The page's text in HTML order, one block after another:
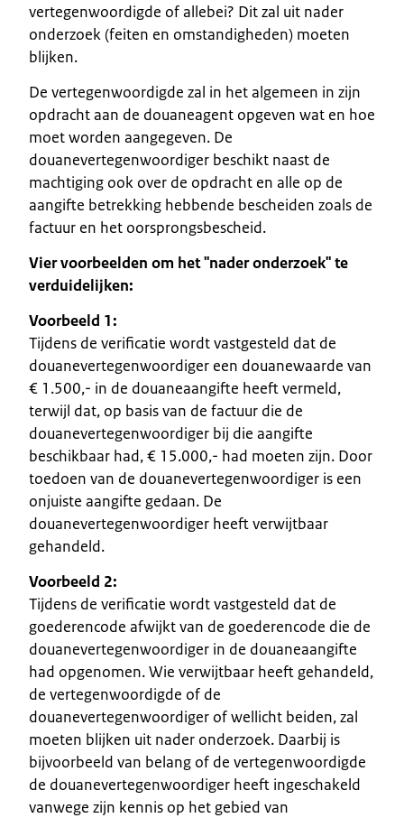
vertegenwoordigde of allebei? Dit zal uit nader
onderzoek (feiten en omstandigheden) moeten
blijken.
De vertegenwoordigde zal in het algemeen in zijn
opdracht aan de douaneagent opgeven wat en hoe
moet worden aangegeven. De
douanevertegenwoordiger beschikt naast de
machtiging ook over de opdracht en alle op de
aangifte betrekking hebbende bescheiden zoals de
factuur en het oorsprongsbescheid.
Vier voorbeelden om het "nader onderzoek" te
verduidelijken:
Voorbeeld 1:
Tijdens de verificatie wordt vastgesteld dat de
douanevertegenwoordiger een douanewaarde van
€ 1.500,- in de douaneaangifte heeft vermeld,
terwijl dat, op basis van de factuur die de
douanevertegenwoordiger bij die aangifte
beschikbaar had, € 15.000,- had moeten zijn. Door
toedoen van de douanevertegenwoordiger is een
onjuiste aangifte gedaan. De
douanevertegenwoordiger heeft verwijtbaar
gehandeld.
Voorbeeld 2:
Tijdens de verificatie wordt vastgesteld dat de
goederencode afwijkt van de goederencode die de
douanevertegenwoordiger in de douaneaangifte
had opgenomen. Wie verwijtbaar heeft gehandeld,
de vertegenwoordigde of de
douanevertegenwoordiger of wellicht beiden, zal
moeten blijken uit nader onderzoek. Daarbij is
bijvoorbeeld van belang of de vertegenwoordigde
de douanevertegenwoordiger heeft ingeschakeld
vanwege zijn kennis op het gebied van